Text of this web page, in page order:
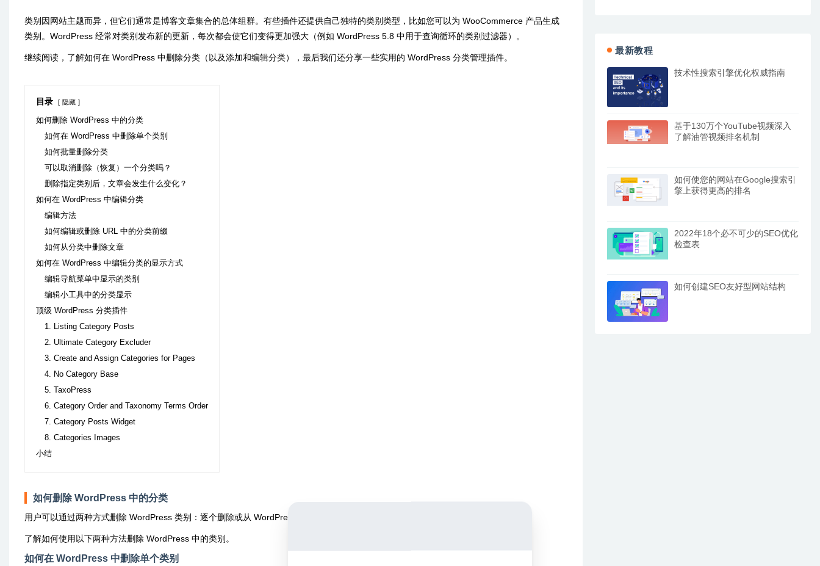
类别因网站主题而异，但它们通常是博客文章集合的总体组群。有些插件还提供自己独特的类别类型，比如您可以为 WooCommerce 产品生成
类别。WordPress 经常对类别发布新的更新，每次都会使它们变得更加强大（例如 WordPress 5.8 中用于查询循环的类别过滤器）。
继续阅读，了解如何在 WordPress 中删除分类（以及添加和编辑分类），最后我们还分享一些实用的 WordPress 分类管理插件。
目录 隐藏
如何删除 WordPress 中的分类
如何在 WordPress 中删除单个类别
如何批量删除分类
可以取消删除（恢复）一个分类吗？
删除指定类别后，文章会发生什么变化？
如何在 WordPress 中编辑分类
编辑方法
如何编辑或删除 URL 中的分类前缀
如何从分类中删除文章
如何在 WordPress 中编辑分类的显示方式
编辑导航菜单中显示的类别
编辑小工具中的分类显示
顶级 WordPress 分类插件
1. Listing Category Posts
2. Ultimate Category Excluder
3. Create and Assign Categories for Pages
4. No Category Base
5. TaxoPress
6. Category Order and Taxonomy Terms Order
7. Category Posts Widget
8. Categories Images
小结
如何删除 WordPress 中的分类
用户可以通过两种方式删除 WordPress 类别：逐个删除或从 WordPress 类别列表中批量删除。
了解如何使用以下两种方法删除 WordPress 中的类别。
如何在 WordPress 中删除单个类别
最新教程
技术性搜索引擎优化权威指南
基于130万个YouTube视频深入
了解油管视频排名机制
如何使您的网站在Google搜索引
擎上获得更高的排名
2022年18个必不可少的SEO优化
检查表
如何创建SEO友好型网站结构